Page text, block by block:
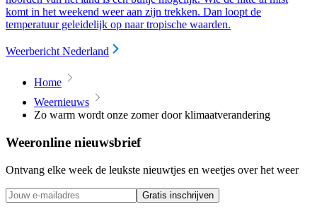
komt in het weekend weer aan zijn trekken. Dan loopt de
temperatuur geleidelijk op naar tropische waarden.
Weerbericht Nederland
Home
Weernieuws
Zo warm wordt onze zomer door klimaatverandering
Weeronline nieuwsbrief
Ontvang elke week de leukste nieuwtjes en weetjes over het weer
Gratis inschrijven